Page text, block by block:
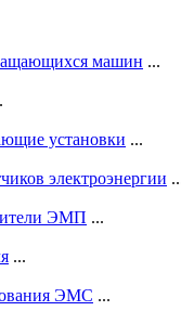
машин ...
установки ...
электроэнергии
ЭМП ...
...
ЭМС ...